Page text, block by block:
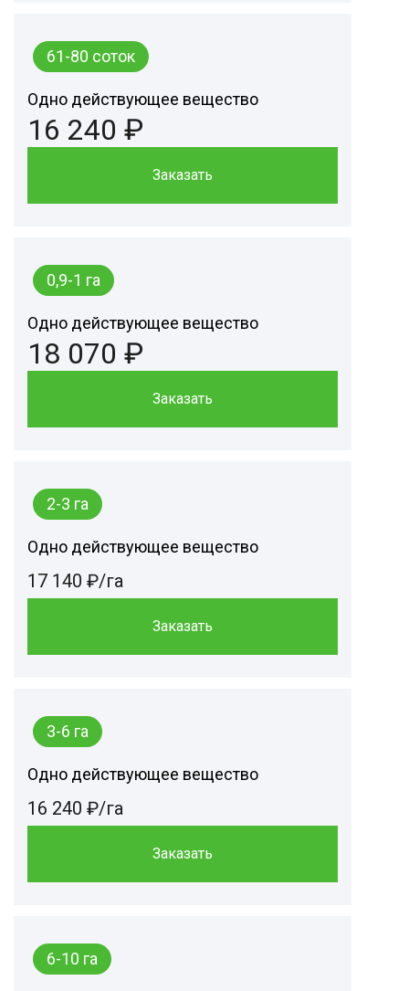
61-80 соток
Одно действующее вещество
16 240 ₽
Заказать
0,9-1 га
Одно действующее вещество
18 070 ₽
Заказать
2-3 га
Одно действующее вещество
17 140 ₽/га
Заказать
3-6 га
Одно действующее вещество
16 240 ₽/га
Заказать
6-10 га